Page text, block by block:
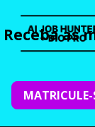
Receba as
MATRICULE-